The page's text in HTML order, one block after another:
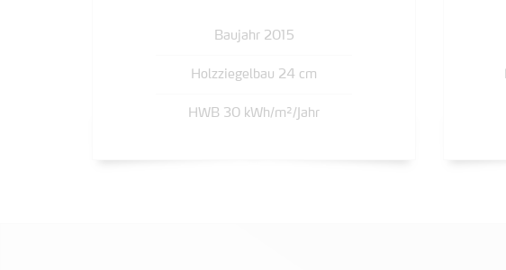
Baujahr 2015
Holzziegelbau 24 cm
HWB 30 kWh/m²/Jahr